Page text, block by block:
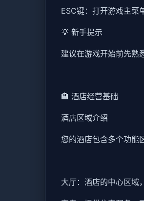
ESC键：打开游戏主菜
💡 新手提示
建议在游戏开始前先熟
🏨 酒店经营基础
酒店区域介绍
您的酒店包含多个功能
大厅：酒店的中心区域